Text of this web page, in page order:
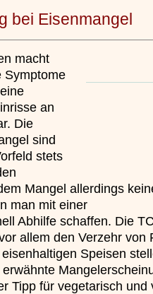
bei Eisenmangel
macht
Symptome
an
Die
sind
stets
Mangel allerdings
man mit einer
Abhilfe schaffen. Die
allem den Verzehr von
Speisen
Tipp für vegetarisch und
dass jeder